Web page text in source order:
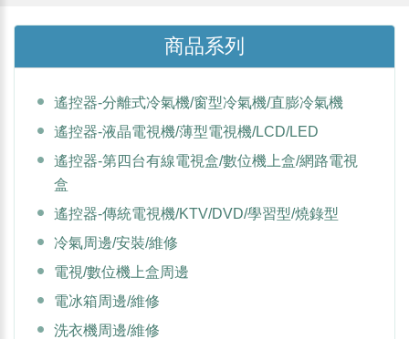
商品系列
遙控器-分離式冷氣機/窗型冷氣機/直膨冷氣機
遙控器-液晶電視機/薄型電視機/LCD/LED
遙控器-第四台有線電視盒/數位機上盒/網路電視
盒
遙控器-傳統電視機/KTV/DVD/學習型/燒錄型
冷氣周邊/安裝/維修
電視/數位機上盒周邊
電冰箱周邊/維修
洗衣機周邊/維修